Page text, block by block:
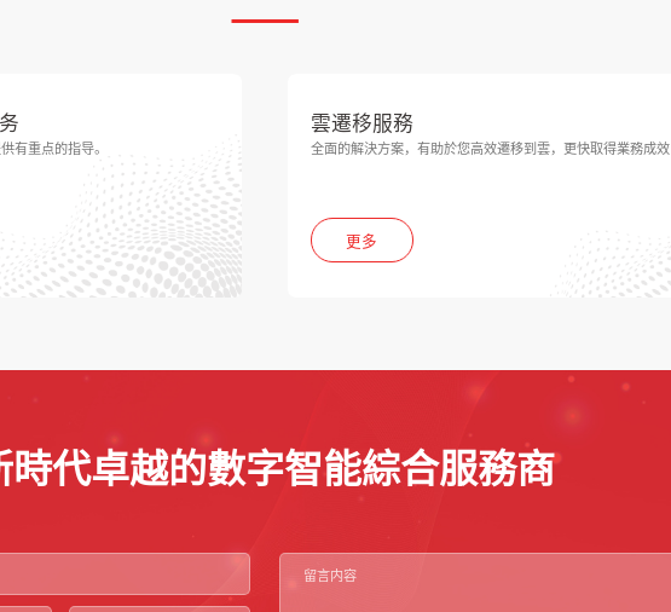
有重点的指导。
雲遷移服務
全面的解決方案，有助於您高效遷移到雲，更快取得業務成效
更多
時代卓越的數字智能綜合服務商